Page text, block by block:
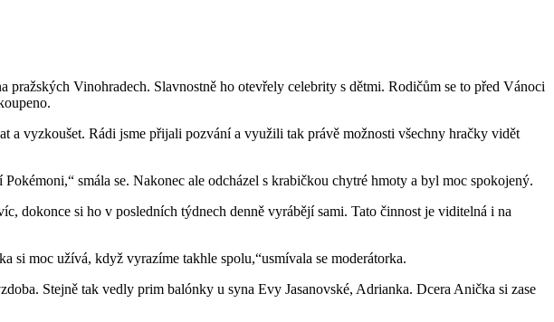
Vinohradech. Slavnostně ho otevřely celebrity s dětmi. Rodičům se to před Vánoci
a vyzkoušet. Rádi jsme přijali pozvání a využili tak právě možnosti všechny hračky vidět
smála se. Nakonec ale odcházel s krabičkou chytré hmoty a byl moc spokojený.
dokonce si ho v posledních týdnech denně vyrábějí sami. Tato činnost je viditelná i na
si moc užívá, když vyrazíme takhle spolu,“usmívala se moderátorka.
Stejně tak vedly prim balónky u syna Evy Jasanovské, Adrianka. Dcera Anička si zase